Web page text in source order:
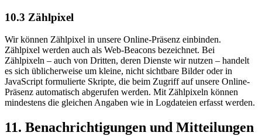
10.3 Zählpixel
Wir können Zählpixel in unsere Online-Präsenz einbinden.
Zählpixel werden auch als Web-Beacons bezeichnet. Bei
Zählpixeln – auch von Dritten, deren Dienste wir nutzen – handelt
es sich üblicherweise um kleine, nicht sichtbare Bilder oder in
JavaScript formulierte Skripte, die beim Zugriff auf unsere Online-
Präsenz automatisch abgerufen werden. Mit Zählpixeln können
mindestens die gleichen Angaben wie in Log­dateien erfasst werden.
11. Benach­richti­gungen und Mit­teilungen